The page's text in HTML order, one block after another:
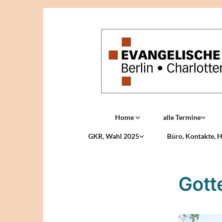
Home alle Termine
GKR, Wahl 2025 Büro, Kontakte,